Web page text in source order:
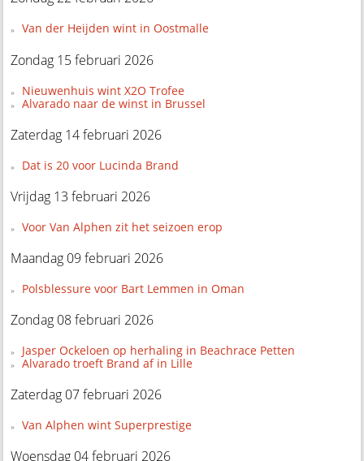
Van der Heijden wint in Oostmalle
Zondag 15 februari 2026
Nieuwenhuis wint X2O Trofee
Alvarado naar de winst in Brussel
Zaterdag 14 februari 2026
Dat is 20 voor Lucinda Brand
Vrijdag 13 februari 2026
Voor Van Alphen zit het seizoen erop
Maandag 09 februari 2026
Polsblessure voor Bart Lemmen in Oman
Zondag 08 februari 2026
Jasper Ockeloen op herhaling in Beachrace Petten
Alvarado troeft Brand af in Lille
Zaterdag 07 februari 2026
Van Alphen wint Superprestige
Woensdag 04 februari 2026